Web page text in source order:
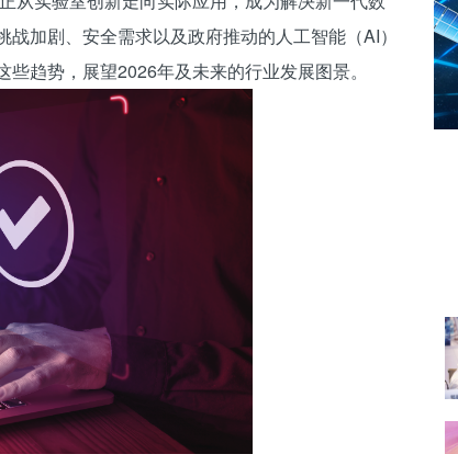
加剧、安全需求以及政府推动的人工智能（AI）
趋势，展望2026年及未来的行业发展图景。